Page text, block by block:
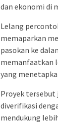
dan ekonomi di
Lelang
memaparkan
pasokan ke
memanfaatkan
yang
Proyek tersebut
diverifikasi
mendukung